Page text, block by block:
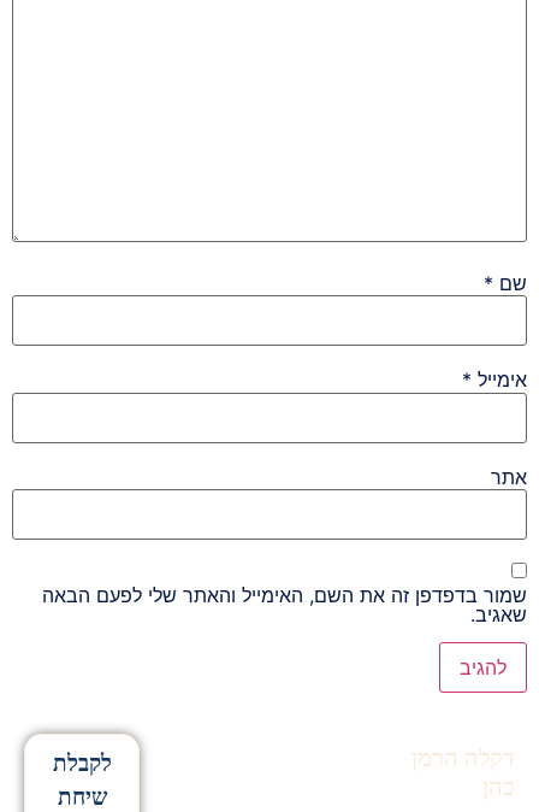
שם *
אימייל *
אתר
שמור בדפדפן זה את השם, האימייל והאתר שלי לפעם הבאה
שאגיב.
דקלה הרמן
כהן
לקבלת
שיחת